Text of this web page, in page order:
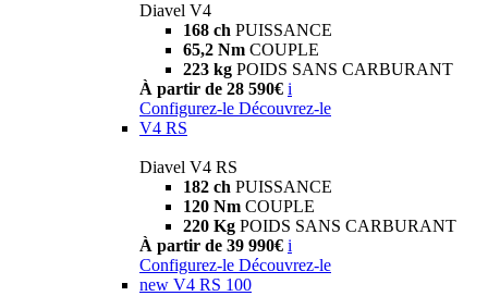
Diavel V4
168 ch PUISSANCE
65,2 Nm COUPLE
223 kg POIDS SANS CARBURANT
À partir de 28 590€ i
Configurez-le Découvrez-le
V4 RS
Diavel V4 RS
182 ch PUISSANCE
120 Nm COUPLE
220 Kg POIDS SANS CARBURANT
À partir de 39 990€ i
Configurez-le Découvrez-le
new V4 RS 100